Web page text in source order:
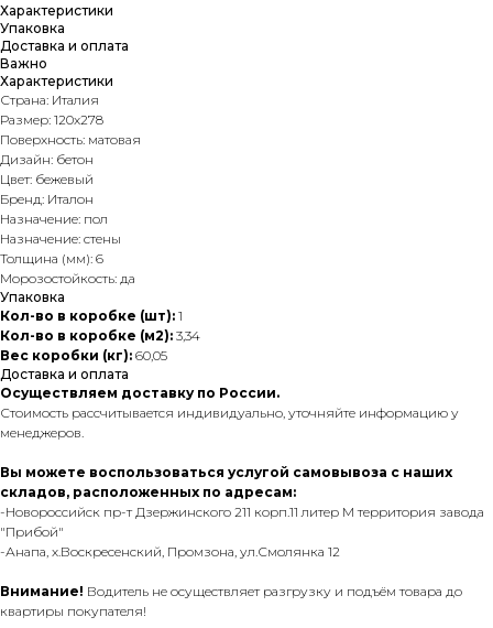
Характеристики
Упаковка
Доставка и оплата
Важно
Характеристики
Страна: Италия
Размер: 120x278
Поверхность: матовая
Дизайн: бетон
Цвет: бежевый
Бренд: Италон
Назначение: пол
Назначение: стены
Толщина (мм): 6
Морозостойкость: да
Упаковка
Кол-во в коробке (шт): 1
Кол-во в коробке (м2): 3,34
Вес коробки (кг): 60,05
Доставка и оплата
Осуществляем доставку по России.
Стоимость рассчитывается индивидуально, уточняйте информацию у
менеджеров.
Вы можете воспользоваться услугой самовывоза с наших
складов, расположенных по адресам:
-Новороссийск пр-т Дзержинского 211 корп.11 литер М территория завода
"Прибой"
-Анапа, х.Воскресенский, Промзона, ул.Смолянка 12
Внимание! Водитель не осуществляет разгрузку и подъём товара до
квартиры покупателя!